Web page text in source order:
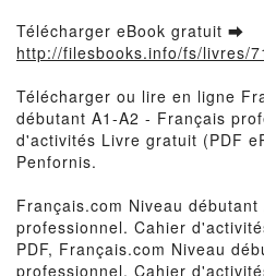
Télécharger eBook gratuit ➡
http://filesbooks.info/fs/livres/
Télécharger ou lire en ligne
débutant A1-A2 - Français
d'activités Livre gratuit (PDF
Penfornis.
Français.com Niveau
professionnel. Cahier
PDF, Français.com Niveau
professionnel. Cahier